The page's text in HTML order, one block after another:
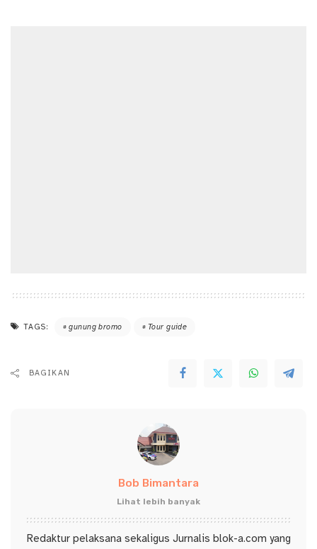
TAGS: gunung bromo Tour guide
BAGIKAN
Bob Bimantara
Lihat lebih banyak
Redaktur pelaksana sekaligus Jurnalis blok-a.com yang